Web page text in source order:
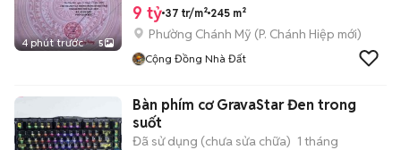
4 phút trước 5
9 tỷ 37 tr/m² 245 m²
Phường Chánh Mỹ (P. Chánh Hiệp mới)
Cộng Đồng Nhà Đất
Bàn phím cơ GravaStar Đen trong
suốt
Đã sử dụng (chưa sửa chữa) 1 tháng